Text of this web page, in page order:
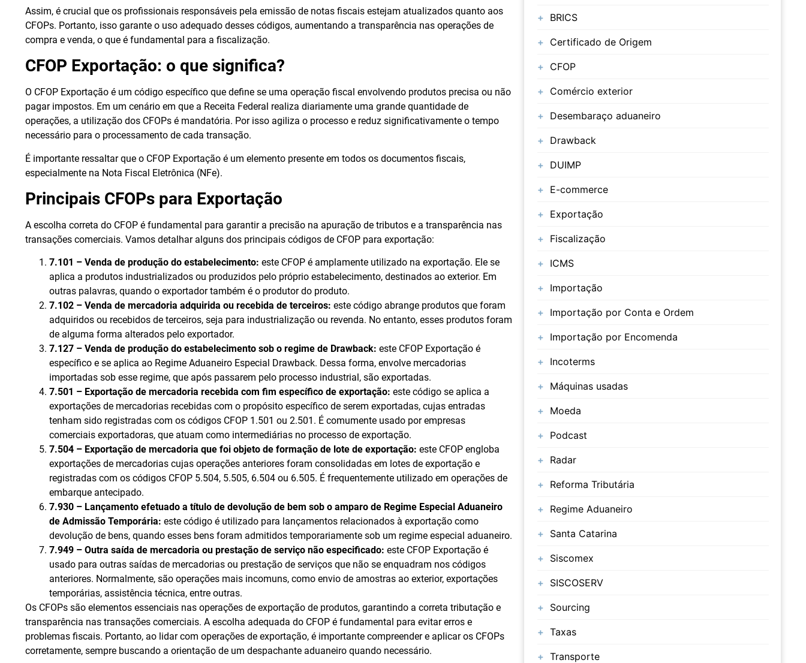
Assim, é crucial que os profissionais responsáveis pela emissão de notas fiscais estejam atualizados quanto aos
CFOPs. Portanto, isso garante o uso adequado desses códigos, aumentando a transparência nas operações de
compra e venda, o que é fundamental para a fiscalização.
CFOP Exportação: o que significa?
O CFOP Exportação é um código específico que define se uma operação fiscal envolvendo produtos precisa ou não
pagar impostos. Em um cenário em que a Receita Federal realiza diariamente uma grande quantidade de
operações, a utilização dos CFOPs é mandatória. Por isso agiliza o processo e reduz significativamente o tempo
necessário para o processamento de cada transação.
É importante ressaltar que o CFOP Exportação é um elemento presente em todos os documentos fiscais,
especialmente na Nota Fiscal Eletrônica (NFe).
Principais CFOPs para Exportação
A escolha correta do CFOP é fundamental para garantir a precisão na apuração de tributos e a transparência nas
transações comerciais. Vamos detalhar alguns dos principais códigos de CFOP para exportação:
7.101 – Venda de produção do estabelecimento: este CFOP é amplamente utilizado na exportação. Ele se
aplica a produtos industrializados ou produzidos pelo próprio estabelecimento, destinados ao exterior. Em
outras palavras, quando o exportador também é o produtor do produto.
7.102 – Venda de mercadoria adquirida ou recebida de terceiros: este código abrange produtos que foram
adquiridos ou recebidos de terceiros, seja para industrialização ou revenda. No entanto, esses produtos foram
de alguma forma alterados pelo exportador.
7.127 – Venda de produção do estabelecimento sob o regime de Drawback: este CFOP Exportação é
específico e se aplica ao Regime Aduaneiro Especial Drawback. Dessa forma, envolve mercadorias
importadas sob esse regime, que após passarem pelo processo industrial, são exportadas.
7.501 – Exportação de mercadoria recebida com fim específico de exportação: este código se aplica a
exportações de mercadorias recebidas com o propósito específico de serem exportadas, cujas entradas
tenham sido registradas com os códigos CFOP 1.501 ou 2.501. É comumente usado por empresas
comerciais exportadoras, que atuam como intermediárias no processo de exportação.
7.504 – Exportação de mercadoria que foi objeto de formação de lote de exportação: este CFOP engloba
exportações de mercadorias cujas operações anteriores foram consolidadas em lotes de exportação e
registradas com os códigos CFOP 5.504, 5.505, 6.504 ou 6.505. É frequentemente utilizado em operações de
embarque antecipado.
7.930 – Lançamento efetuado a título de devolução de bem sob o amparo de Regime Especial Aduaneiro
de Admissão Temporária: este código é utilizado para lançamentos relacionados à exportação como
devolução de bens, quando esses bens foram admitidos temporariamente sob um regime especial aduaneiro.
7.949 – Outra saída de mercadoria ou prestação de serviço não especificado: este CFOP Exportação é
usado para outras saídas de mercadorias ou prestação de serviços que não se enquadram nos códigos
anteriores. Normalmente, são operações mais incomuns, como envio de amostras ao exterior, exportações
temporárias, assistência técnica, entre outras.
Os CFOPs são elementos essenciais nas operações de exportação de produtos, garantindo a correta tributação e
transparência nas transações comerciais. A escolha adequada do CFOP é fundamental para evitar erros e
problemas fiscais. Portanto, ao lidar com operações de exportação, é importante compreender e aplicar os CFOPs
corretamente, sempre buscando a orientação de um despachante aduaneiro quando necessário.
BRICS
Certificado de Origem
CFOP
Comércio exterior
Desembaraço aduaneiro
Drawback
DUIMP
E-commerce
Exportação
Fiscalização
ICMS
Importação
Importação por Conta e Ordem
Importação por Encomenda
Incoterms
Máquinas usadas
Moeda
Podcast
Radar
Reforma Tributária
Regime Aduaneiro
Santa Catarina
Siscomex
SISCOSERV
Sourcing
Taxas
Transporte